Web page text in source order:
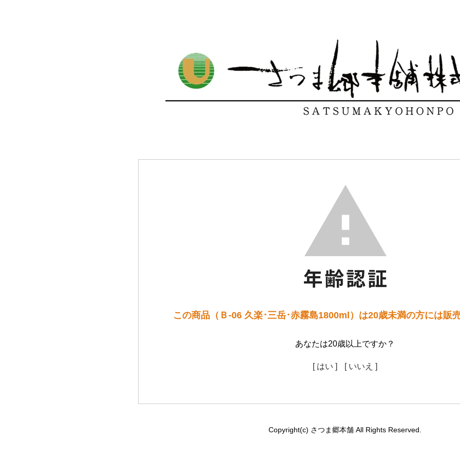
この商品（Ｂ-06 久楽･三岳･赤霧島1800ml）は20歳未満の方には販
あなたは20歳以上ですか？
[ はい ] [ いいえ ]
Copyright(c) さつま郷本舗 All Rights Reserved.